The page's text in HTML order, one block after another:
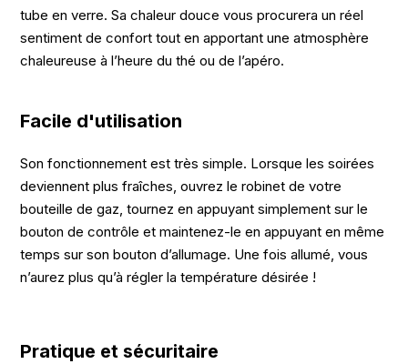
tube en verre. Sa chaleur douce vous procurera un réel
sentiment de confort tout en apportant une atmosphère
chaleureuse à l’heure du thé ou de l’apéro.
Facile d'utilisation
Son fonctionnement est très simple. Lorsque les soirées
deviennent plus fraîches, ouvrez le robinet de votre
bouteille de gaz, tournez en appuyant simplement sur le
bouton de contrôle et maintenez-le en appuyant en même
temps sur son bouton d’allumage. Une fois allumé, vous
n’aurez plus qu’à régler la température désirée !
Pratique et sécuritaire